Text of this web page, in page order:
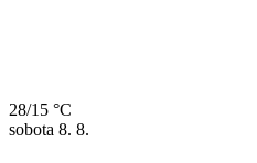
28/15 °C
sobota 8. 8.